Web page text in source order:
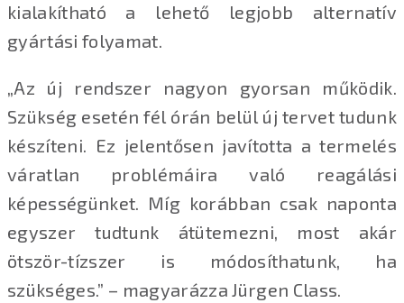
kialakítható a lehető legjobb alternatív
gyártási folyamat.
„Az új rendszer nagyon gyorsan működik.
Szükség esetén fél órán belül új tervet tudunk
készíteni. Ez jelentősen javította a termelés
váratlan problémáira való reagálási
képességünket. Míg korábban csak naponta
egyszer tudtunk átütemezni, most akár
ötször-tízszer is módosíthatunk, ha
szükséges.” – magyarázza Jürgen Class.